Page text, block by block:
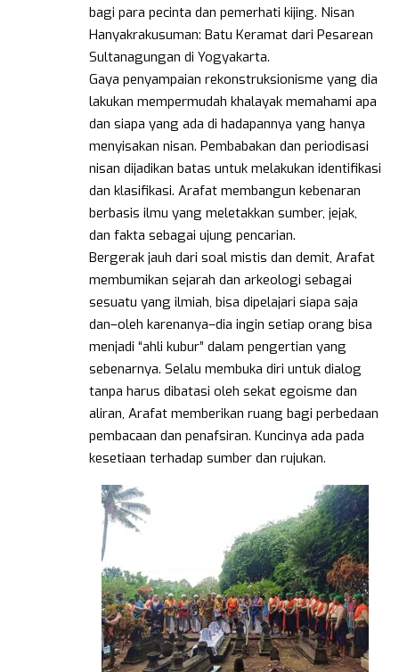
bagi para pecinta dan pemerhati kijing. Nisan
Hanyakrakusuman: Batu Keramat dari Pesarean
Sultanagungan di Yogyakarta.
Gaya penyampaian rekonstruksionisme yang dia
lakukan mempermudah khalayak memahami apa
dan siapa yang ada di hadapannya yang hanya
menyisakan nisan. Pembabakan dan periodisasi
nisan dijadikan batas untuk melakukan identifikasi
dan klasifikasi. Arafat membangun kebenaran
berbasis ilmu yang meletakkan sumber, jejak,
dan fakta sebagai ujung pencarian.
Bergerak jauh dari soal mistis dan demit, Arafat
membumikan sejarah dan arkeologi sebagai
sesuatu yang ilmiah, bisa dipelajari siapa saja
dan–oleh karenanya–dia ingin setiap orang bisa
menjadi “ahli kubur” dalam pengertian yang
sebenarnya. Selalu membuka diri untuk dialog
tanpa harus dibatasi oleh sekat egoisme dan
aliran, Arafat memberikan ruang bagi perbedaan
pembacaan dan penafsiran. Kuncinya ada pada
kesetiaan terhadap sumber dan rujukan.